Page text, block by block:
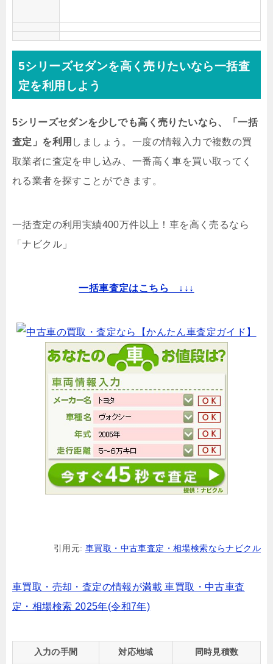
5シリーズセダンを高く売りたいなら一括査
定を利用しよう
5シリーズセダンを少しでも高く売りたいなら、「一括
査定」を利用 しましょう。一度の情報入力で複数の買
取業者に査定を申し込み、一番高く車を買い取ってく
れる業者を探すことができます。
一括査定の利用実績400万件以上！ 車を高く売るなら
「ナビクル」
一括車査定はこちら ↓↓↓
引用元: 車買取・中古車査定・相場検索ならナビクル
車買取・売却・査定の情報が満載 車買取・中古車査
定・相場検索 2025年(令和7年)
入力の手間 対応地域 同時見積数